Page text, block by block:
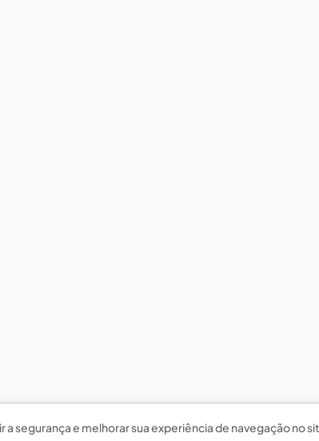
a segurança e melhorar sua experiência de navegação no